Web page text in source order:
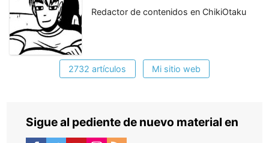
Redactor de contenidos en ChikiOtaku
2732 artículos Mi sitio web
Sigue al pediente de nuevo material en